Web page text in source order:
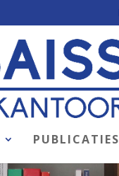
PUBLICATIES